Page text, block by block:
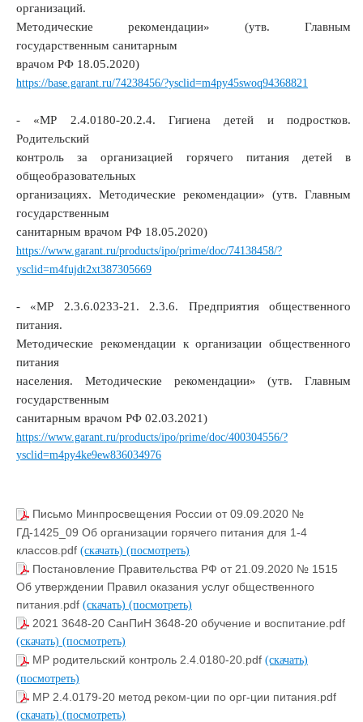
организаций.
Методические рекомендации» (утв. Главным
государственным санитарным
врачом РФ 18.05.2020)
https://base.garant.ru/74238456/?ysclid=m4py45swoq94368821
- «МР 2.4.0180-20.2.4. Гигиена детей и подростков.
Родительский
контроль за организацией горячего питания детей в
общеобразовательных
организациях. Методические рекомендации» (утв. Главным
государственным
санитарным врачом РФ 18.05.2020)
https://www.garant.ru/products/ipo/prime/doc/74138458/?
ysclid=m4fujdt2xt387305669
- «МР 2.3.6.0233-21. 2.3.6. Предприятия общественного
питания.
Методические рекомендации к организации общественного
питания
населения. Методические рекомендации» (утв. Главным
государственным
санитарным врачом РФ 02.03.2021)
https://www.garant.ru/products/ipo/prime/doc/400304556/?
ysclid=m4py4ke9ew836034976
Письмо Минпросвещения России от 09.09.2020 №
ГД-1425_09 Об организации горячего питания для 1-4
классов.pdf (скачать) (посмотреть)
Постановление Правительства РФ от 21.09.2020 № 1515
Об утверждении Правил оказания услуг общественного
питания.pdf (скачать) (посмотреть)
2021 3648-20 СанПиН 3648-20 обучение и воспитание.pdf
(скачать) (посмотреть)
МР родительский контроль 2.4.0180-20.pdf (скачать)
(посмотреть)
МР 2.4.0179-20 метод реком-ции по орг-ции питания.pdf
(скачать) (посмотреть)